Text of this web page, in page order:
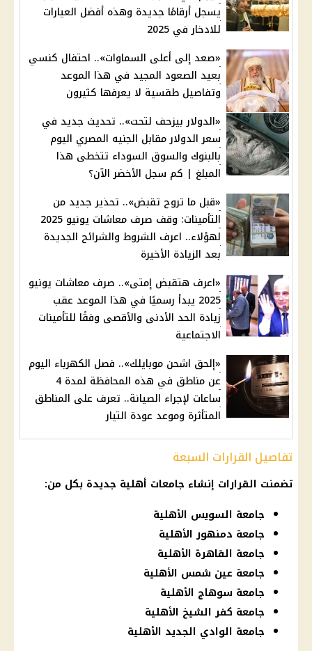
يسجل أرقامًا جديدة وهذه أفضل العيارات
للادخار في 2025
«صعد إلى أعلى السماوات».. احتفال كنسي
بعيد الصعود المجيد في هذا الموعد
وتفاصيل طقسية لا يعرفها كثيرون
«الدولار بيزحف لتحت».. تحديث جديد في
سعر الدولار مقابل الجنيه المصري اليوم
بالبنوك والسوق السوداء تتخطى هذا
المبلغ | كم سجل الأخضر الآن؟
«قبل ما تروح تقبض».. تحذير جديد من
التأمينات: وقف صرف معاشات يونيو 2025
لهؤلاء.. اعرف الشروط والشرائح الجديدة
بعد الزيادة الأخيرة
«اعرف هتقبض إمتى».. صرف معاشات يونيو
2025 يبدأ رسميًا في هذا الموعد عقب
زيادة الحد الأدنى والأقصى وفقًا للتأمينات
الاجتماعية
«إلحق اشحن موبايلك».. فصل الكهرباء اليوم
عن مناطق في هذه المحافظة لمدة 4
ساعات لإجراء الصيانة.. تعرف على المناطق
المتأثرة وموعد عودة التيار
تفاصيل القرارات السبعة
تضمنت القرارات إنشاء جامعات أهلية جديدة بكل من:
جامعة السويس الأهلية
جامعة دمنهور الأهلية
جامعة القاهرة الأهلية
جامعة عين شمس الأهلية
جامعة سوهاج الأهلية
جامعة كفر الشيخ الأهلية
جامعة الوادي الجديد الأهلية